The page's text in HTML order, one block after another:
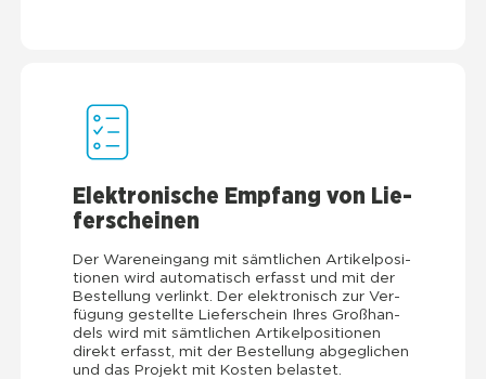
Elek­tro­ni­sche Emp­fang von Lie­
fer­schei­nen
Der Waren­ein­gang mit sämt­li­chen Arti­kel­po­si­
tio­nen wird auto­ma­tisch erfasst und mit der
Bestel­lung ver­linkt. Der elek­tro­nisch zur Ver­
fü­gung gestell­te Lie­fer­schein Ihres Groß­han­
dels wird mit sämt­li­chen Arti­kel­po­si­tio­nen
direkt erfasst, mit der Bestel­lung abge­gli­chen
und das Pro­jekt mit Kos­ten belas­tet.